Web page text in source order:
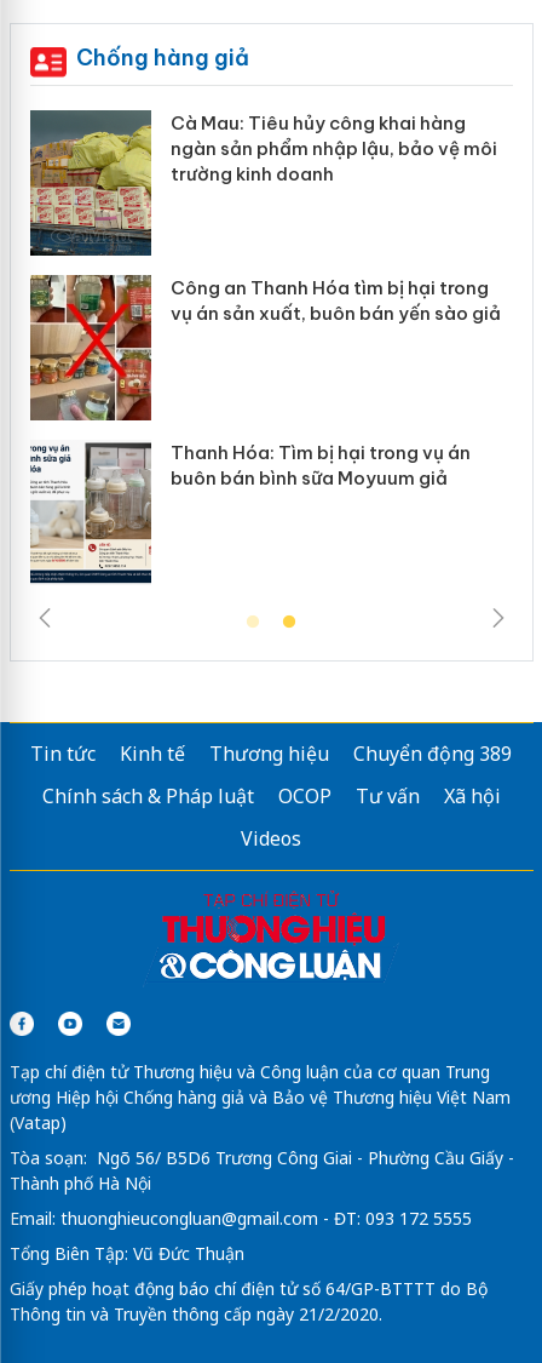
Chống hàng giả
Cà Mau: Tiêu hủy công khai hàng
ngàn sản phẩm nhập lậu, bảo vệ môi
trường kinh doanh
Công an Thanh Hóa tìm bị hại trong
vụ án sản xuất, buôn bán yến sào giả
Thanh Hóa: Tìm bị hại trong vụ án
buôn bán bình sữa Moyuum giả
Tin tức Kinh tế Thương hiệu
Chuyển động 389
Chính sách & Pháp luật
OCOP Tư vấn
Xã hội
Videos
Tạp chí điện tử Thương hiệu và Công luận của cơ quan Trung
ương Hiệp hội Chống hàng giả và Bảo vệ Thương hiệu Việt Nam
(Vatap)
Tòa soạn: Ngõ 56/ B5D6 Trương Công Giai - Phường Cầu Giấy -
Thành phố Hà Nội
Email: thuonghieucongluan@gmail.com - ĐT: 093 172 5555
Tổng Biên Tập: Vũ Đức Thuận
Giấy phép hoạt động báo chí điện tử số 64/GP-BTTTT do Bộ
Thông tin và Truyền thông cấp ngày 21/2/2020.